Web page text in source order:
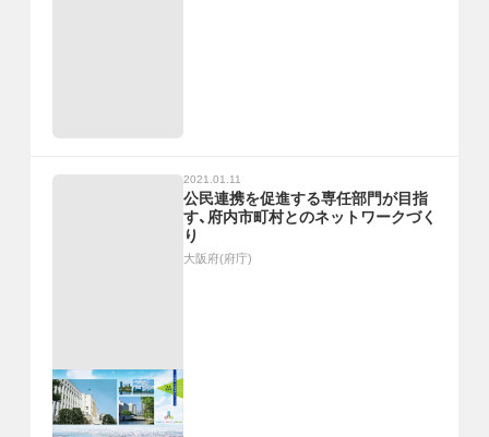
2021.01.11
公民連携を促進する専任部門が目指
す、府内市町村とのネットワークづく
り
大阪府(府庁)